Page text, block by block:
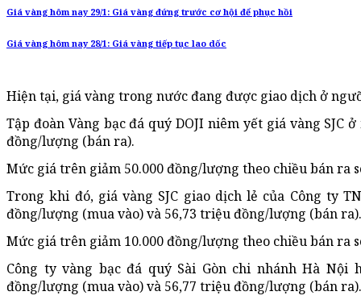
Giá vàng hôm nay 29/1: Giá vàng đứng trước cơ hội để phục hồi
Giá vàng hôm nay 28/1: Giá vàng tiếp tục lao dốc
Hiện tại, giá vàng trong nước đang được giao dịch ở
Tập đoàn Vàng bạc đá quý DOJI niêm yết giá vàng
đồng/lượng (bán ra).
Mức giá trên giảm 50.000 đồng/lượng theo chiều bán ra
Trong khi đó, giá vàng SJC giao dịch lẻ của Công ty
đồng/lượng (mua vào) và 56,73 triệu đồng/lượng (bán ra).
Mức giá trên giảm 10.000 đồng/lượng theo chiều bán ra
Công ty vàng bạc đá quý Sài Gòn chi nhánh Hà
đồng/lượng (mua vào) và 56,77 triệu đồng/lượng (bán ra).